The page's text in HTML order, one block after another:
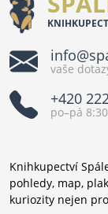
vaše
+420
po–pá
Knihkupectví
pohledy, map,
kuriozity nejen